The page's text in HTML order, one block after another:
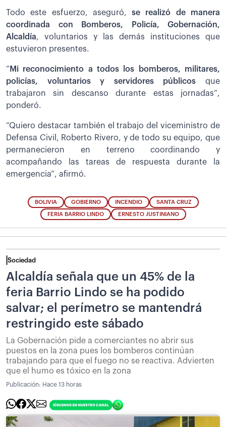
Todo este esfuerzo, aseguró, se realizó de manera
coordinada con Bomberos, Policía, Gobernación,
Alcaldía, voluntarios y las demás instituciones que
estuvieron presentes.
“ Mi reconocimiento a todos los bomberos, militares,
policías, voluntarios y servidores públicos que
trabajaron sin descanso durante estas jornadas”,
ponderó.
“Quiero destacar también el trabajo del viceministro de
Defensa Civil, Roberto Rivero, y de todo su equipo, que
permanecieron en terreno coordinando y
acompañando las tareas de respuesta durante la
emergencia”, afirmó.
BOLIVIA GOBIERNO INCENDIO SANTA CRUZ
FERIA BARRIO LINDO ERNESTO JUSTINIANO
Sociedad
Alcaldía señala que un 45% de la
feria Barrio Lindo se ha podido
salvar; el perímetro se mantendrá
restringido este sábado
La Gobernación pide a comerciantes no abrir sus
puestos en la zona pues los bomberos continúan
trabajando para que el fuego no se reactiva. Advierten
que el humo es tóxico en la zona
Publicación: Hace 13 horas